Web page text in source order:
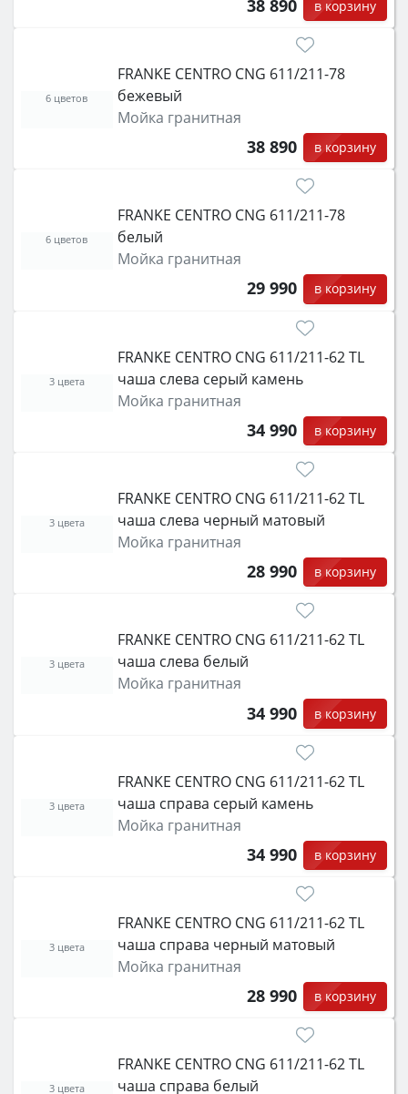
38 890 в корзину
FRANKE CENTRO CNG 611/211-78
бежевый
Мойка гранитная
38 890 в корзину
6 цветов
FRANKE CENTRO CNG 611/211-78
белый
Мойка гранитная
29 990 в корзину
6 цветов
FRANKE CENTRO CNG 611/211-62 TL
чаша слева серый камень
Мойка гранитная
34 990 в корзину
3 цвета
FRANKE CENTRO CNG 611/211-62 TL
чаша слева черный матовый
Мойка гранитная
28 990 в корзину
3 цвета
FRANKE CENTRO CNG 611/211-62 TL
чаша слева белый
Мойка гранитная
34 990 в корзину
3 цвета
FRANKE CENTRO CNG 611/211-62 TL
чаша справа серый камень
Мойка гранитная
34 990 в корзину
3 цвета
FRANKE CENTRO CNG 611/211-62 TL
чаша справа черный матовый
Мойка гранитная
28 990 в корзину
3 цвета
FRANKE CENTRO CNG 611/211-62 TL
чаша справа белый
3 цвета